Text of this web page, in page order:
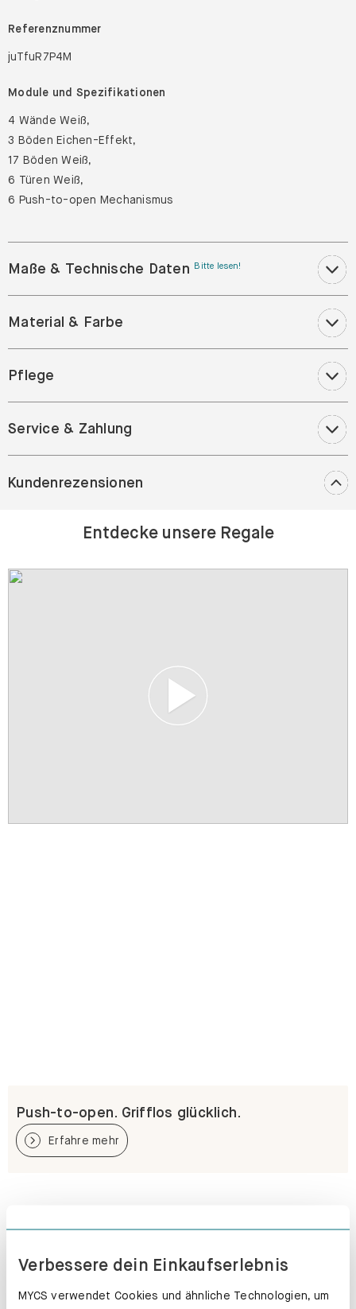
Verbessere dein Einkaufserlebnis
MYCS verwendet Cookies und ähnliche Technologien, um
Referenznummer
juTfuR7P4M
Module und Spezifikationen
4 Wände Weiß,
3 Böden Eichen-Effekt,
17 Böden Weiß,
6 Türen Weiß,
6 Push-to-open Mechanismus
Maße & Technische Daten Bitte lesen!
Material & Farbe
Pflege
Service & Zahlung
Kundenrezensionen
Entdecke unsere Regale
Push-to-open. Grifflos glücklich.
Erfahre mehr